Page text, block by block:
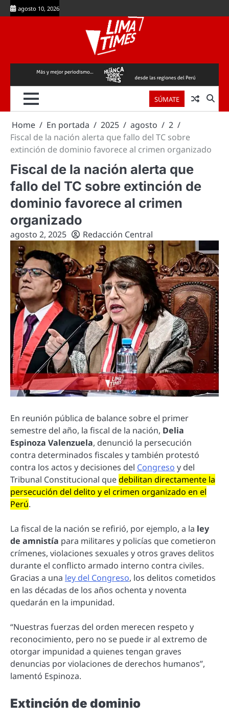
Skip
to
agosto 10, 2026
SÚMATE
Home En portada 2025 agosto
2
Fiscal de la nación alerta que fallo del TC sobre
extinción de dominio favorece al crimen organizado
Fiscal de la nación alerta que
fallo del TC sobre extinción de
dominio favorece al crimen
organizado
agosto 2, 2025 Redacción Central
En reunión pública de balance sobre el primer
semestre del año, la fiscal de la nación, Delia
Espinoza Valenzuela, denunció la persecución
contra determinados fiscales y también protestó
contra los actos y decisiones del Congreso y del
Tribunal Constitucional que debilitan directamente la
persecución del delito y el crimen organizado en el
Perú.
La fiscal de la nación se refirió, por ejemplo, a la ley
de amnistía para militares y policías que cometieron
crímenes, violaciones sexuales y otros graves delitos
durante el conflicto armado interno contra civiles.
Gracias a una ley del Congreso, los delitos cometidos
en las décadas de los años ochenta y noventa
quedarán en la impunidad.
“Nuestras fuerzas del orden merecen respeto y
reconocimiento, pero no se puede ir al extremo de
otorgar impunidad a quienes tengan graves
denuncias por violaciones de derechos humanos”,
lamentó Espinoza.
Extinción de dominio